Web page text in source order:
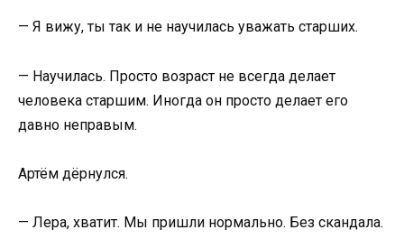
— Я вижу, ты так и не научилась уважать старших.
— Научилась. Просто возраст не всегда делает
человека старшим. Иногда он просто делает его
давно неправым.
Артём дёрнулся.
— Лера, хватит. Мы пришли нормально. Без скандала.